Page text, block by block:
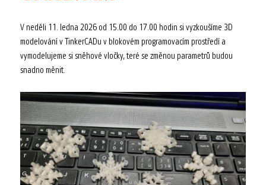
V neděli 11. ledna 2026 od 15.00 do 17.00 hodin si vyzkoušíme 3D
modelování v TinkerCADu v blokovém programovacím prostředí a
vymodelujeme si sněhové vločky, teré se změnou parametrů budou
snadno měnit.